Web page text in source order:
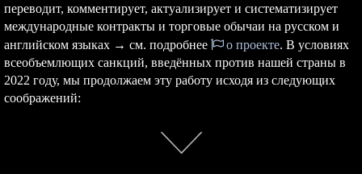
переводит, комментирует, актуализирует и систематизирует
международные контракты и торговые обычаи на русском и
английском языках → см. подробнее
о проекте. В условиях
всеобъемлющих санкций, введённых против нашей страны в
2022 году, мы продолжаем эту работу исходя из следующих
соображений: